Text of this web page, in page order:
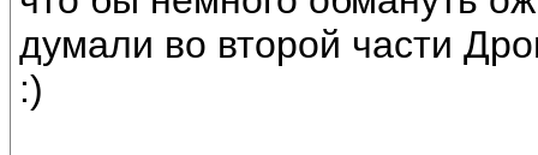
думали во второй части
:)